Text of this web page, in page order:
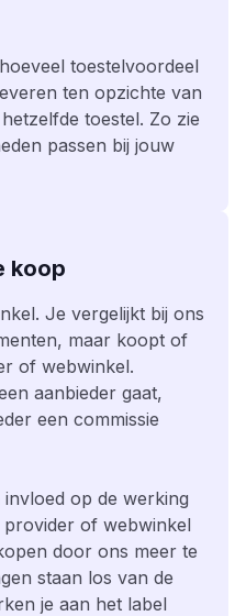
toestelvoordeel
ten opzichte van
toestel. Zo zie
passen bij jouw
koop
Je vergelijkt bij ons
maar koopt of
of webwinkel.
aanbieder gaat,
een commissie
invloed op de werking
of webwinkel
door ons meer te
staan los van de
je aan het label